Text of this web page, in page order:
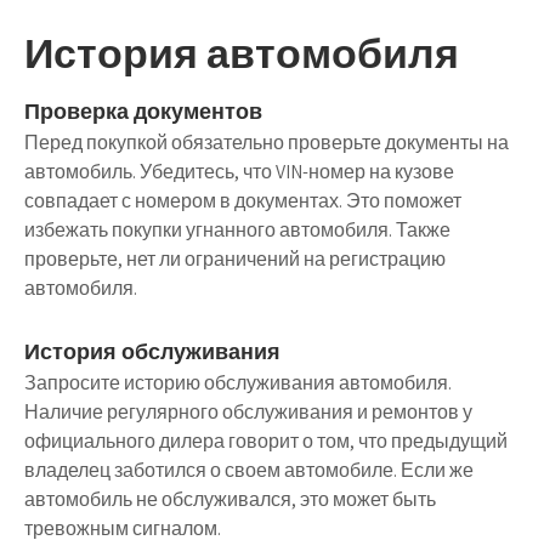
История автомобиля
Проверка документов
Перед покупкой обязательно проверьте документы на
автомобиль. Убедитесь, что VIN-номер на кузове
совпадает с номером в документах. Это поможет
избежать покупки угнанного автомобиля. Также
проверьте, нет ли ограничений на регистрацию
автомобиля.
История обслуживания
Запросите историю обслуживания автомобиля.
Наличие регулярного обслуживания и ремонтов у
официального дилера говорит о том, что предыдущий
владелец заботился о своем автомобиле. Если же
автомобиль не обслуживался, это может быть
тревожным сигналом.